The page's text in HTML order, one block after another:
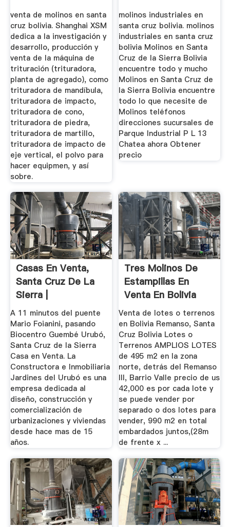
De Cono
venta de molinos en santa
cruz bolivia. Shanghai XSM
dedica a la investigación y
desarrollo, producción y
venta de la máquina de
trituración (trituradora,
planta de agregado), como
trituradora de mandíbula,
trituradora de impacto,
trituradora de cono,
trituradora de piedra,
trituradora de martillo,
trituradora de impacto de
eje vertical, el polvo para
hacer equipmen, y así
sobre.
molinos industriales en
santa cruz bolivia. molinos
industriales en santa cruz
bolivia Molinos en Santa
Cruz de la Sierra Bolivia
encuentre todo y mucho
Molinos en Santa Cruz de
la Sierra Bolivia encuentre
todo lo que necesite de
Molinos teléfonos
direcciones sucursales de
Parque Industrial P L 13
Chatea ahora Obtener
precio
Casas En Venta,
Santa Cruz De La
Sierra |
A 11 minutos del puente
Mario Foianini, pasando
Biocentro Guembé Urubó,
Santa Cruz de la Sierra
Casa en Venta. La
Constructora e Inmobiliaria
Jardines del Urubó es una
empresa dedicada al
diseño, construcción y
comercialización de
urbanizaciones y viviendas
desde hace mas de 15
años.
Tres Molinos De
Estampillas En
Venta En Bolivia
Venta de lotes o terrenos
en Bolivia Remanso, Santa
Cruz Bolivia Lotes o
Terrenos AMPLIOS LOTES
de 495 m2 en la zona
norte, detrás del Remanso
III, Barrio Valle precio de us
42,000 es por cada lote y
se puede vender por
separado o dos lotes para
vender, 990 m2 en total
embardados juntos,(28m
de frente x ...